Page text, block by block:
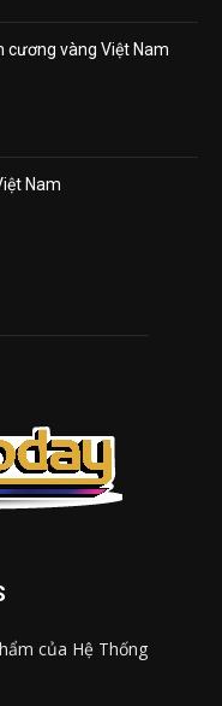
cương vàng Việt Nam
Nam
của Hệ Thống